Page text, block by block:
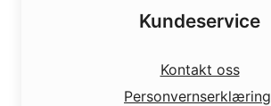
Kundeservice
Kontakt oss
Personvernserklæring